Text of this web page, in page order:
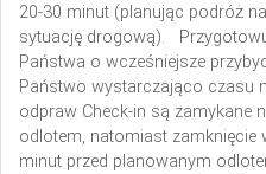
20-30 minut (planując podróż
sytuację drogową).
Państwa o wcześniejsze
Państwo wystarczająco czasu
odpraw Check-in są zamykane
odlotem, natomiast zamknięcie
minut przed planowanym